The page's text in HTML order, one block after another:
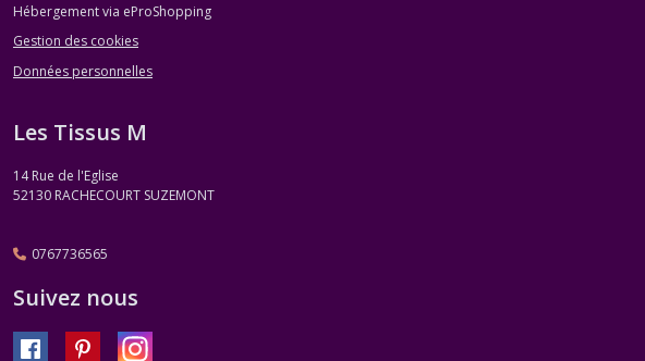
Hébergement via eProShopping
Gestion des cookies
Données personnelles
Les Tissus M
14 Rue de l'Eglise
52130 RACHECOURT SUZEMONT
0767736565
Suivez nous